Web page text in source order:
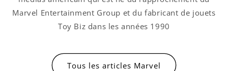
Marvel Entertainment Group et du fabricant de jouets
Toy Biz dans les années 1990
Tous les articles Marvel